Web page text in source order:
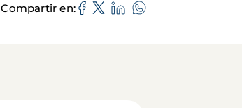
Compartir en